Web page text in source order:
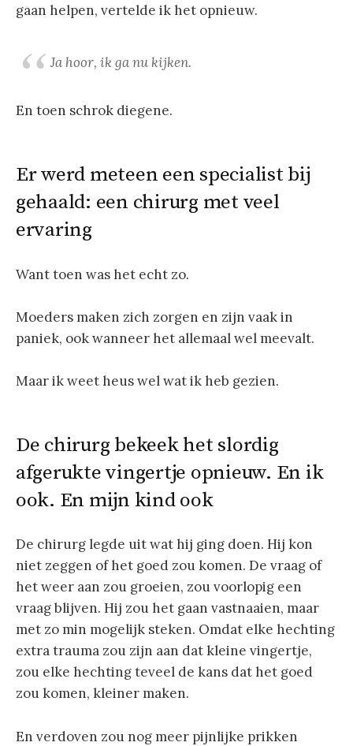
gaan helpen, vertelde ik het opnieuw.
Ja hoor, ik ga nu kijken.
En toen schrok diegene.
Er werd meteen een specialist bij
gehaald: een chirurg met veel
ervaring
Want toen was het echt zo.
Moeders maken zich zorgen en zijn vaak in
paniek, ook wanneer het allemaal wel meevalt.
Maar ik weet heus wel wat ik heb gezien.
De chirurg bekeek het slordig
afgerukte vingertje opnieuw. En ik
ook. En mijn kind ook
De chirurg legde uit wat hij ging doen. Hij kon
niet zeggen of het goed zou komen. De vraag of
het weer aan zou groeien, zou voorlopig een
vraag blijven. Hij zou het gaan vastnaaien, maar
met zo min mogelijk steken. Omdat elke hechting
extra trauma zou zijn aan dat kleine vingertje,
zou elke hechting teveel de kans dat het goed
zou komen, kleiner maken.
En verdoven zou nog meer pijnlijke prikken